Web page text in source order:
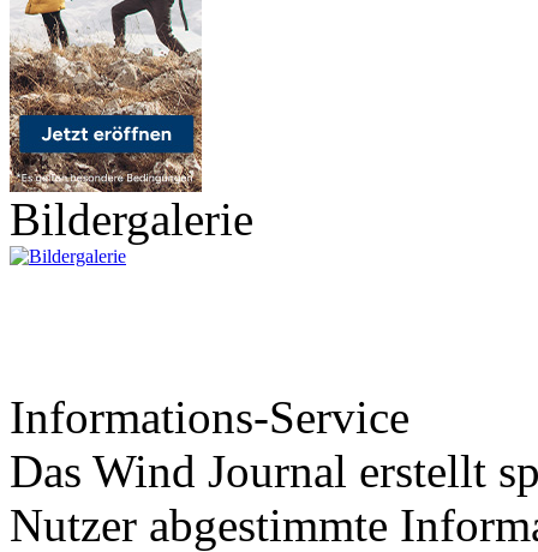
Bildergalerie
Informations-Service
Das Wind Journal erstellt
Nutzer abgestimmte